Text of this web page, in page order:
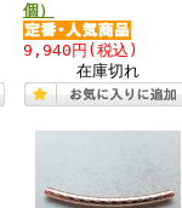
個）
9,940円 (税込)
在庫切れ